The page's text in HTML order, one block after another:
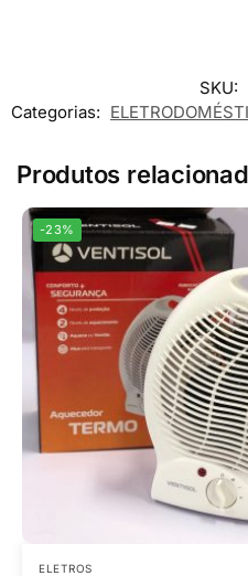
SKU:
Categorias:
Produtos
-23%
ELETROS